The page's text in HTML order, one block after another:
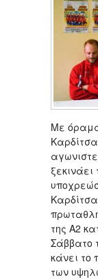
Με
ξεκινάει
της Α2
Σάββατο
κάνει το
των